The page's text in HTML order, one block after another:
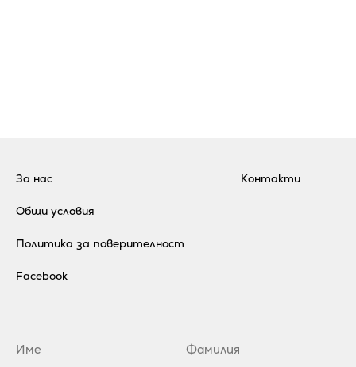
За нас
Общи условия
Политика за поверителност
Контакти
Facebook